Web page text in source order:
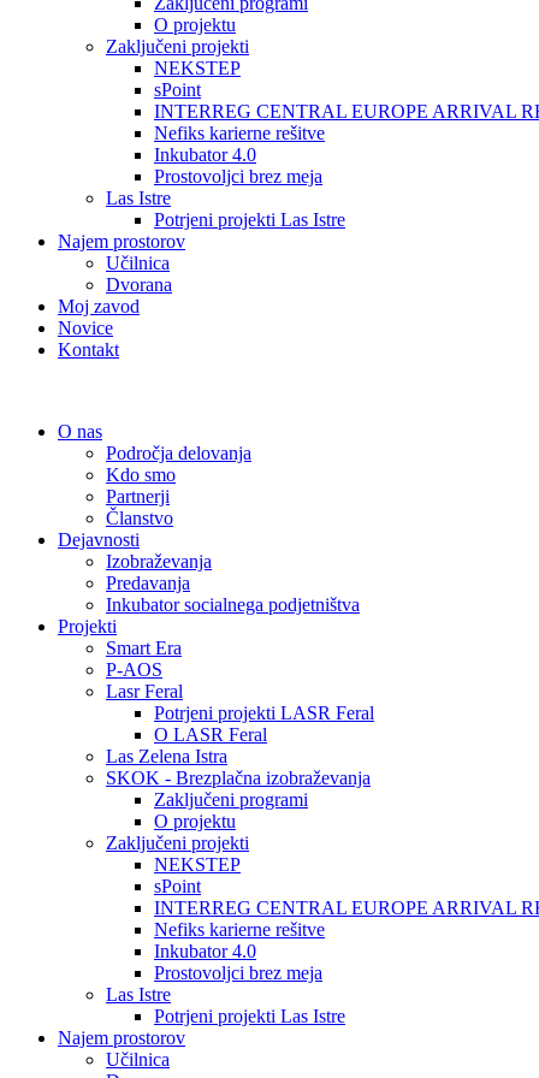
O projektu
Zaključeni projekti
NEKSTEP
sPoint
INTERREG CENTRAL EUROPE ARRIVAL
Nefiks karierne rešitve
Inkubator 4.0
Prostovoljci brez meja
Las Istre
Potrjeni projekti Las Istre
Najem prostorov
Učilnica
Dvorana
Moj zavod
Novice
Kontakt
O nas
Področja delovanja
Kdo smo
Partnerji
Članstvo
Dejavnosti
Izobraževanja
Predavanja
Inkubator socialnega podjetništva
Projekti
Smart Era
P-AOS
Lasr Feral
Potrjeni projekti LASR Feral
O LASR Feral
Las Zelena Istra
SKOK - Brezplačna izobraževanja
Zaključeni programi
O projektu
Zaključeni projekti
NEKSTEP
sPoint
INTERREG CENTRAL EUROPE ARRIVAL
Nefiks karierne rešitve
Inkubator 4.0
Prostovoljci brez meja
Las Istre
Potrjeni projekti Las Istre
Najem prostorov
Učilnica